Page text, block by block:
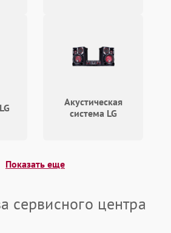
Подробнее →
Акустическая
система LG
Показать еще
сервисного центра